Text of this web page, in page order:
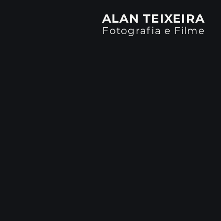
ALAN TEIXEIRA
Fotografia e Filme